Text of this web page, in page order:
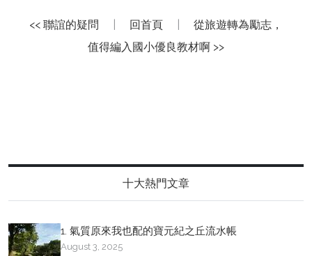
<< 聯誼的疑問 回首頁
從旅遊轉為勵志，
值得編入國小優良教材啊 >>
十大熱門文章
1. 氣質原來我也配的寶元紀之丘流水帳
August 3, 2025